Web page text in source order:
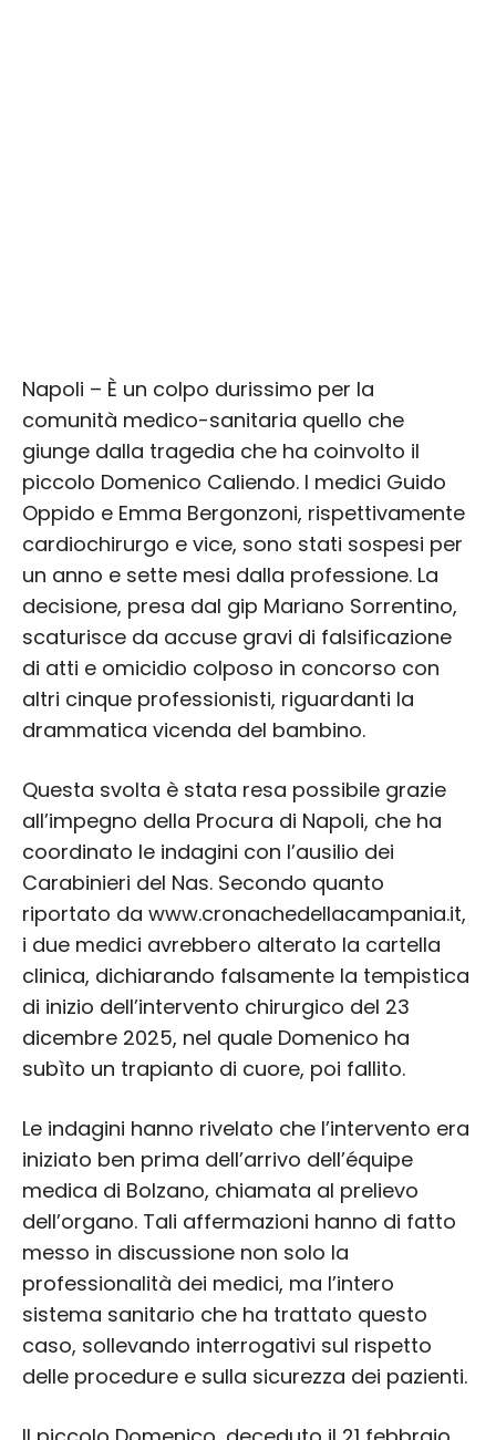
Napoli – È un colpo durissimo per la
comunità medico-sanitaria quello che
giunge dalla tragedia che ha coinvolto il
piccolo Domenico Caliendo. I medici Guido
Oppido e Emma Bergonzoni, rispettivamente
cardiochirurgo e vice, sono stati sospesi per
un anno e sette mesi dalla professione. La
decisione, presa dal gip Mariano Sorrentino,
scaturisce da accuse gravi di falsificazione
di atti e omicidio colposo in concorso con
altri cinque professionisti, riguardanti la
drammatica vicenda del bambino.
Questa svolta è stata resa possibile grazie
all’impegno della Procura di Napoli, che ha
coordinato le indagini con l’ausilio dei
Carabinieri del Nas. Secondo quanto
riportato da www.cronachedellacampania.it,
i due medici avrebbero alterato la cartella
clinica, dichiarando falsamente la tempistica
di inizio dell’intervento chirurgico del 23
dicembre 2025, nel quale Domenico ha
subìto un trapianto di cuore, poi fallito.
Le indagini hanno rivelato che l’intervento era
iniziato ben prima dell’arrivo dell’équipe
medica di Bolzano, chiamata al prelievo
dell’organo. Tali affermazioni hanno di fatto
messo in discussione non solo la
professionalità dei medici, ma l’intero
sistema sanitario che ha trattato questo
caso, sollevando interrogativi sul rispetto
delle procedure e sulla sicurezza dei pazienti.